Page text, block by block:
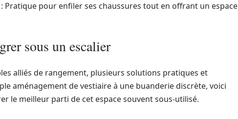
: Pratique pour enfiler ses chaussures tout en offrant un espace
sous un escalier
alliés de rangement, plusieurs solutions pratiques et
aménagement de vestiaire à une buanderie discrète, voici
le meilleur parti de cet espace souvent sous-utilisé.